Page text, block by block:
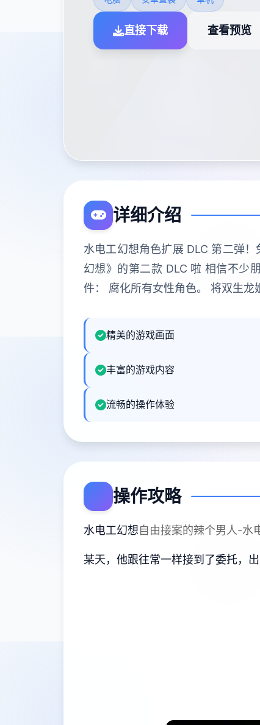
直接下载 查看预览
详细介绍
水电工幻想角色扩展 DLC 第二弹
幻想》的第二款 DLC 啦 相信不少
件： 腐化所有女性角色。 将双生龙
精美的游戏画面
丰富的游戏内容
流畅的操作体验
操作攻略
水电工幻想自由接案的辣个男人-水
某天，他跟往常一样接到了委托，出